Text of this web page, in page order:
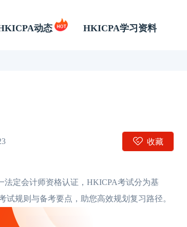
动态 HKICPA学习资料
收藏
定会计师资格认证，HKICPA考试分为基
规则与备考要点，助您高效规划复习路径。